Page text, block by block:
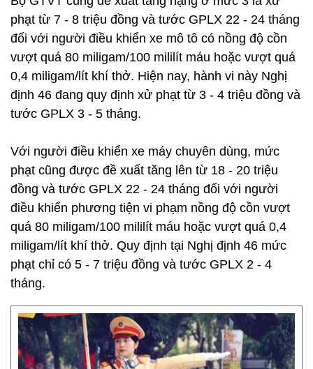
phạt từ 7 - 8 triệu đồng và tước GPLX 22 - 24 tháng
đối với người điều khiển xe mô tô có nồng độ cồn
vượt quá 80 miligam/100 mililít máu hoặc vượt quá
0,4 miligam/lít khí thở. Hiện nay, hành vi này Nghị
định 46 đang quy định xử phạt từ 3 - 4 triệu đồng và
tước GPLX 3 - 5 tháng.
Với người điều khiển xe máy chuyên dùng, mức
phạt cũng được đề xuất tăng lên từ 18 - 20 triệu
đồng và tước GPLX 22 - 24 tháng đối với người
điều khiển phương tiện vi phạm nồng độ cồn vượt
quá 80 miligam/100 mililít máu hoặc vượt quá 0,4
miligam/lít khí thở. Quy định tại Nghị định 46 mức
phạt chỉ có 5 - 7 triệu đồng và tước GPLX 2 - 4
tháng.